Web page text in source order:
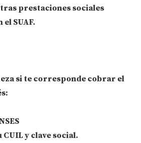
prestaciones sociales
SUAF.
si te corresponde cobrar el
y clave social.